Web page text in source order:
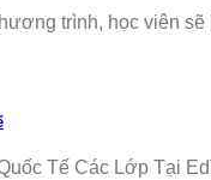
trình, học viên sẽ
Tế Các Lớp Tại